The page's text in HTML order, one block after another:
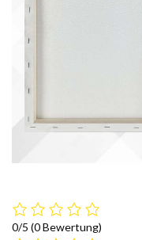
0/5 (0 Bewertung)